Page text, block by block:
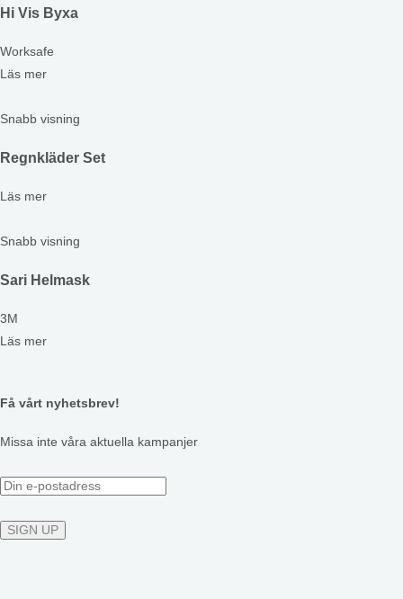
Hi Vis Byxa
Worksafe
Läs mer
Snabb visning
Regnkläder Set
Läs mer
Snabb visning
Sari Helmask
3M
Läs mer
Få vårt nyhetsbrev!
Missa inte våra aktuella kampanjer